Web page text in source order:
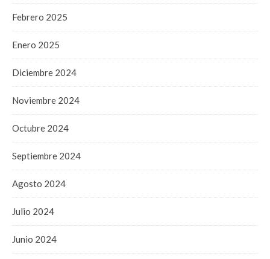
Febrero 2025
Enero 2025
Diciembre 2024
Noviembre 2024
Octubre 2024
Septiembre 2024
Agosto 2024
Julio 2024
Junio 2024